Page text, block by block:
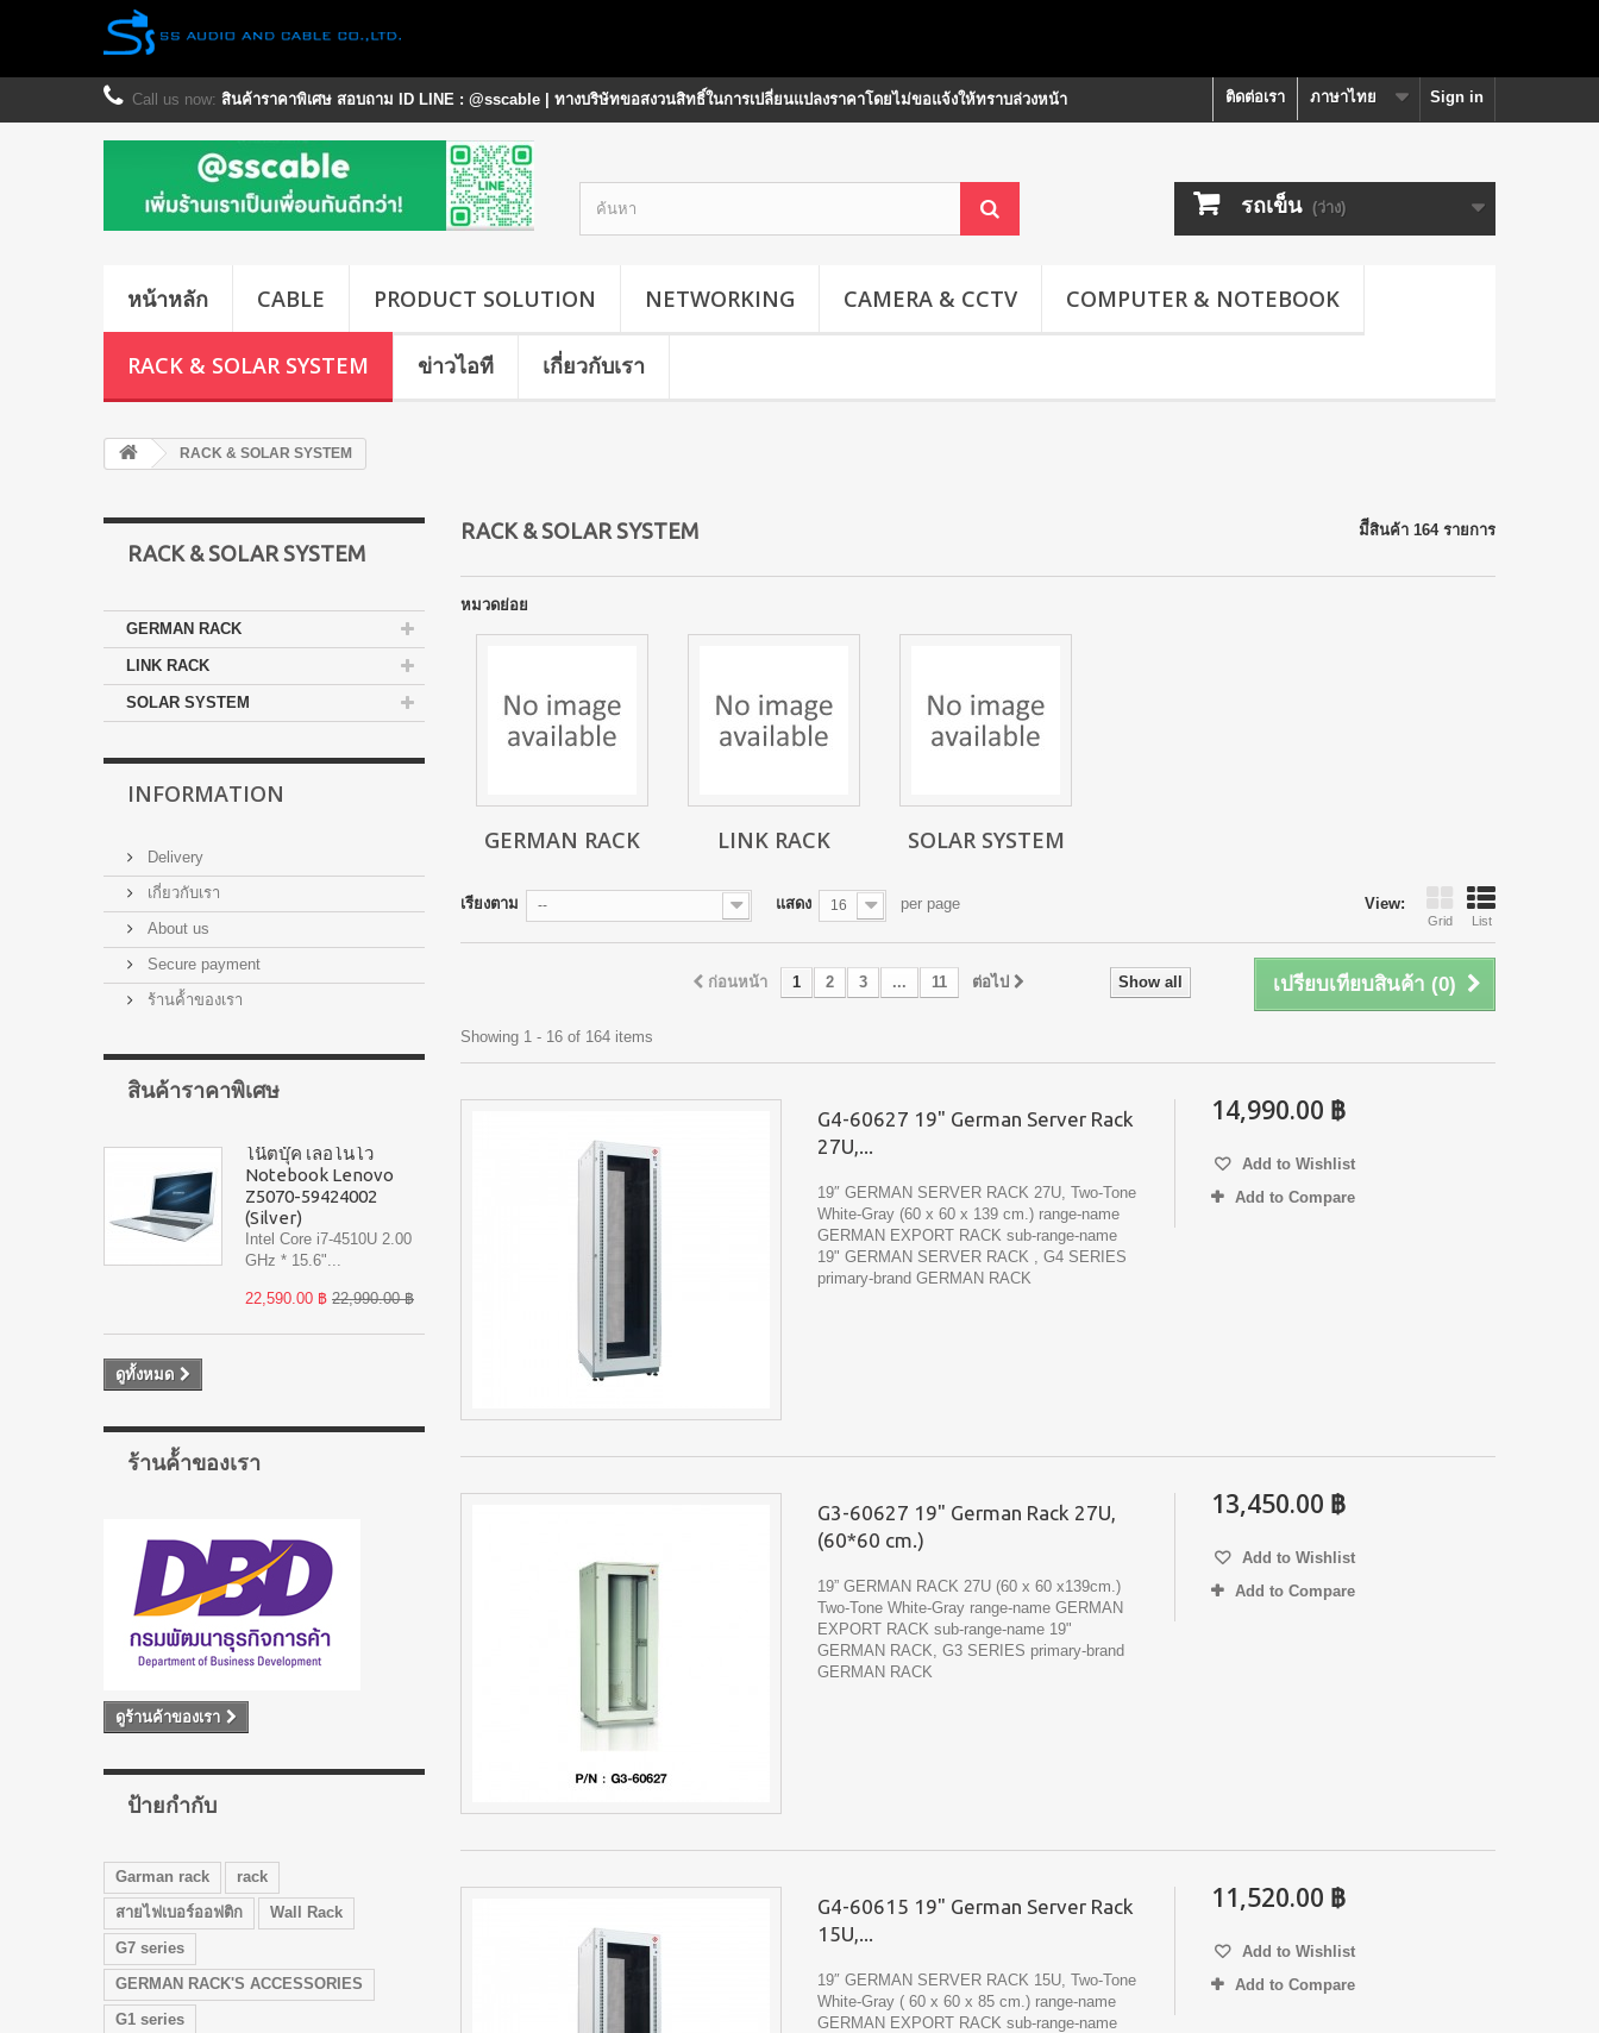
Sign in
ภาษาไทย
ติดต่อเรา
Call us now: สินค้าราคาพิเศษ สอบถาม ID LINE : @sscable | ทางบริษัทขอสงวนสิทธิ์ในการเปลี่ยนแปลงราคาโดยไม่ขอแจ้งให้ทราบล่วงหน้า
รถเข็น (ว่าง)
หน้าหลัก CABLE PRODUCT SOLUTION NETWORKING CAMERA & CCTV COMPUTER & NOTEBOOK
RACK & SOLAR SYSTEM ข่าวไอที เกี่ยวกับเรา
RACK & SOLAR SYSTEM
RACK & SOLAR SYSTEM
GERMAN RACK
LINK RACK
SOLAR SYSTEM
INFORMATION
Delivery
เกี่ยวกับเรา
About us
Secure payment
ร้านค้้าของเรา
สินค้าราคาพิเศษ
โน๊ตบุ๊ค เลอโนโว
Notebook Lenovo
Z5070-59424002
(Silver)
Intel Core i7-4510U 2.00
GHz * 15.6"...
22,590.00 ฿ 22,990.00 ฿
ดูทั้งหมด
ร้านค้้าของเรา
ดูร้านค้าของเรา
ป้ายกำกับ
Garman rack
rack
สายไฟเบอร์ออฟติก
Wall Rack
G7 series
GERMAN RACK'S ACCESSORIES
G1 series
RACK & SOLAR SYSTEM มีีสินค้า 164 รายการ
หมวดย่อย
GERMAN RACK LINK RACK SOLAR SYSTEM
View:
Grid List
เรียงตาม -- แสดง 16 per page
เปรียบเทียบสินค้า (0)
Show all
ก่อนหน้า 1 2 3 ... 11 ต่อไป
Showing 1 - 16 of 164 items
G4-60627 19" German Server Rack
27U,...
19″ GERMAN SERVER RACK 27U, Two-Tone
White-Gray (60 x 60 x 139 cm.) range-name
GERMAN EXPORT RACK sub-range-name
19" GERMAN SERVER RACK , G4 SERIES
primary-brand GERMAN RACK
14,990.00 ฿
Add to Wishlist
Add to Compare
G3-60627 19" German Rack 27U,
(60*60 cm.)
19” GERMAN RACK 27U (60 x 60 x139cm.)
Two-Tone White-Gray range-name GERMAN
EXPORT RACK sub-range-name 19"
GERMAN RACK, G3 SERIES primary-brand
GERMAN RACK
13,450.00 ฿
Add to Wishlist
Add to Compare
G4-60615 19" German Server Rack
15U,...
19″ GERMAN SERVER RACK 15U, Two-Tone
White-Gray ( 60 x 60 x 85 cm.) range-name
GERMAN EXPORT RACK sub-range-name
11,520.00 ฿
Add to Wishlist
Add to Compare